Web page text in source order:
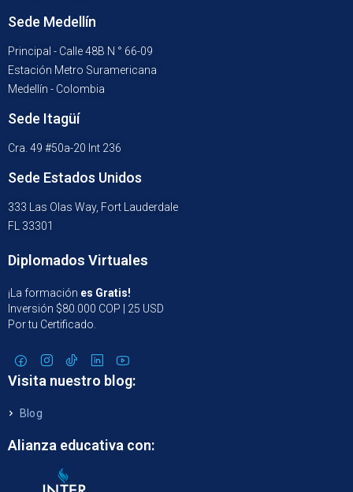
Sede Medellín
Principal - Calle 48B N ° 66-09
Estación Metro Suramericana
Medellín - Colombia
Sede Itagüí
Cra. 49 #50a-20 Int 236
Sede Estados Unidos
333 Las Olas Way, Fort Lauderdale
FL 33301
Diplomados Virtuales
¡La formación es Gratis!
Inversión $80.000 COP | 25 USD
Por tu Certificado.
Visita nuestro blog:
Blog
Alianza educativa con: